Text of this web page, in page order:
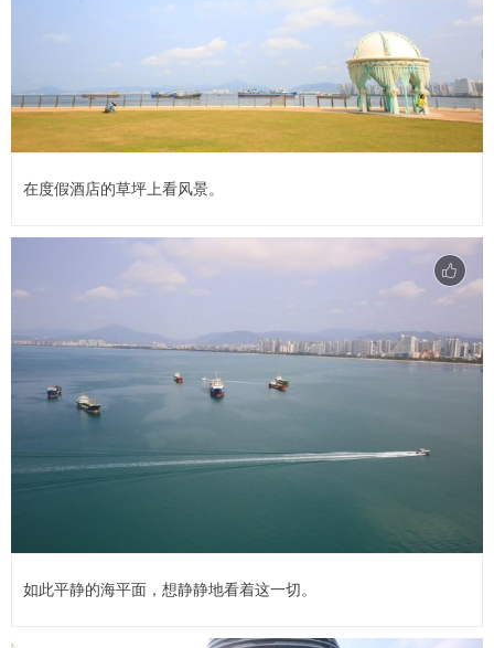
在度假酒店的草坪上看风景。
如此平静的海平面，想静静地看着这一切。